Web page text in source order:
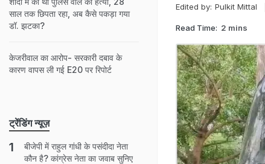
Edited by: Pulkit Mittal
Read Time: 2 mins
साल तक छिपता रहा, अब कैसे पकड़ा गया
डॉ. झटका?
केजरीवाल का आरोप- सरकारी दबाव के
कारण वापस ली गई E20 पर रिपोर्ट
ट्रेंडिंग न्यूज़
बीजेपी में राहुल गांधी के पसंदीदा नेता
कौन है? कांग्रेस नेता का जवाब सुनिए